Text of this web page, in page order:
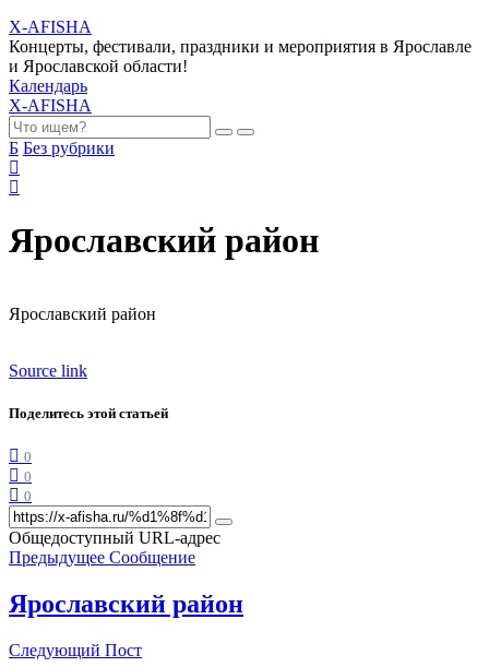
X-AFISHA
Концерты, фестивали, праздники и мероприятия в Ярославле
и Ярославской области!
Календарь
X-AFISHA
Б Без рубрики
Ярославский район
Ярославский район
Source link
Поделитесь этой статьей
0
0
0
Общедоступный URL-адрес
Предыдущее Сообщение
Ярославский район
Следующий Пост